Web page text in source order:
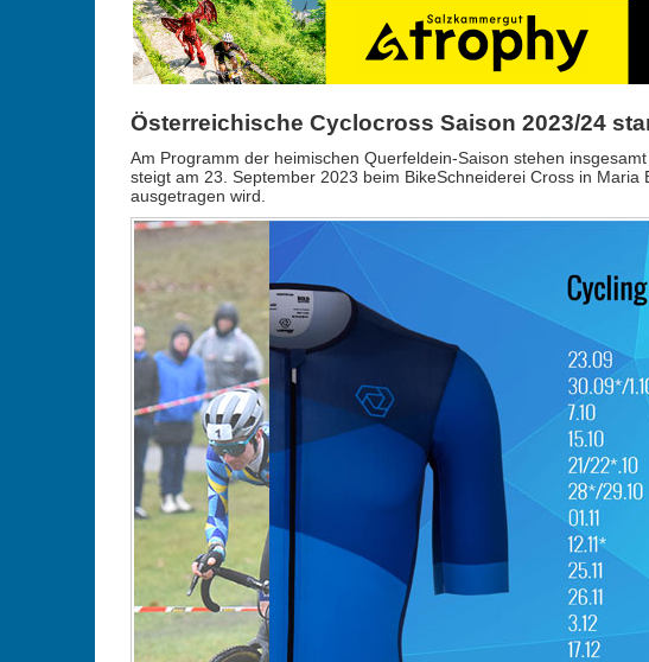
Österreichische Cyclocross Saison 2023/24
Am Programm der heimischen Querfeldein-Saison stehen
steigt am 23. September 2023 beim BikeSchneiderei Cross in
ausgetragen wird.